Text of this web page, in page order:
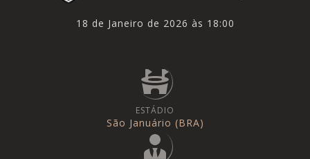
18 de Janeiro de 2026 às 18:00
ESTÁDIO
São Januário (BRA)